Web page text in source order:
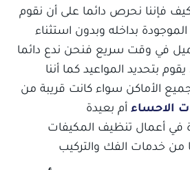
فإننا نحرص دائما على أن نقوم
بداخله وبدون استثناء
في وقت سريع فنحن ندع دائما
بتحديد المواعيد كما أننا
الأماكن سواء كانت قريبة من
الاحساء أم بعيدة
في أعمال تنظيف المكيفات
من خدمات الفك والتركيب